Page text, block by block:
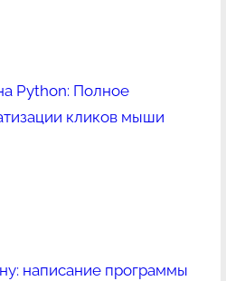
Python: Полное
кликов мыши
написание программы